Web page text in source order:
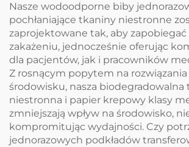
Nasze wodoodporne biby
pochłaniające tkaniny niestronne
zaprojektowane tak, aby
zakażeniu, jednocześnie oferując
dla pacjentów, jak i pracowników
Z rosnącym popytem na rozwiązania
środowisku, nasza biodegradowalna
niestronna i papier krepowy klasy
zmniejszają wpływ na środowisko,
kompromitując wydajności. Czy
jednorazowych podkładów